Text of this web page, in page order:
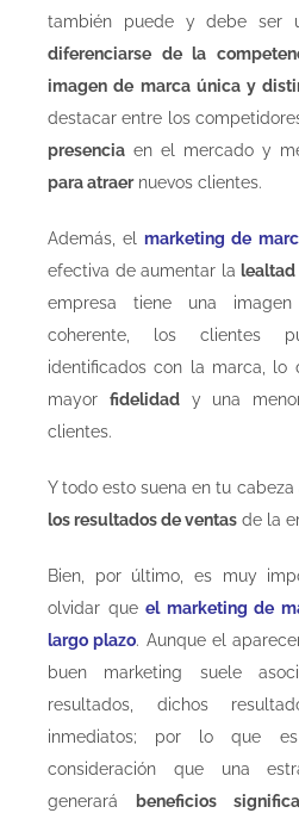
también puede y debe ser
diferenciarse de la
imagen de marca única y
destacar entre los
presencia en el mercado y
para atraernuevos clientes.
Además, elmarketing de
efectiva de aumentar la
empresa tiene una
coherente, los clientes
identificados con la marca, lo
mayor fidelidady una
clientes.
Y todo esto suena en tu cabeza
los resultados de ventas de la
Bien, por último, es muy
olvidar queel marketing de
largo plazo. Aunque el
buen marketing suele
resultados, dichos
inmediatos; por lo que
consideración que una
generará
beneficios